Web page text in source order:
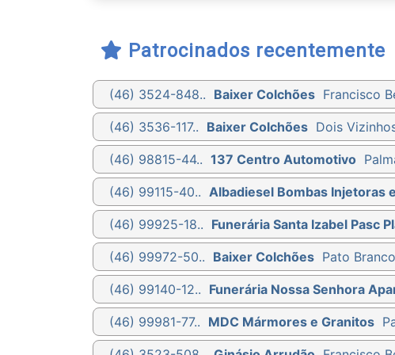
Patrocinados recentemente
(46) 3524-848.. Baixer Colchões Francisco
(46) 3536-117.. Baixer Colchões Dois
(46) 98815-44.. 137 Centro Automotivo
(46) 99115-40.. Albadiesel Bombas Injetoras
(46) 99925-18.. Funerária Santa Izabel Pasc
(46) 99972-50.. Baixer Colchões Pato
(46) 99140-12.. Funerária Nossa Senhora
(46) 99981-77.. MDC Mármores e Granitos